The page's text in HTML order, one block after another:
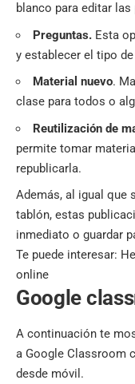
blanco para editar las
Preguntas. Esta
y establecer el tipo
Material nuevo.
clase para todos o
Reutilización de
permite tomar
republicarla.
Además, al igual que
tablón, estas
inmediato o guardar
Te puede interesar:
online
Google
A continuación te
a Google Classroom
desde móvil.